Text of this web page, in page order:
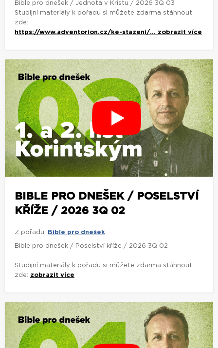
Bible pro dnešek / Jednota v Kristu / 2026 3Q 03
Studijní materiály k pořadu si můžete zdarma stáhnout
zde:
https://www.adventorion.cz/ke-stazeni/... zobrazit více
BIBLE PRO DNEŠEK / POSELSTVÍ
KŘÍŽE / 2026 3Q 02
Z pořadu: Bible pro dnešek
Bible pro dnešek / Poselství kříže / 2026 3Q 02
Studijní materiály k pořadu si můžete zdarma stáhnout
zde: zobrazit více